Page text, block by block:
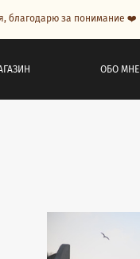
ОБО МНЕ
за понимание ❤️